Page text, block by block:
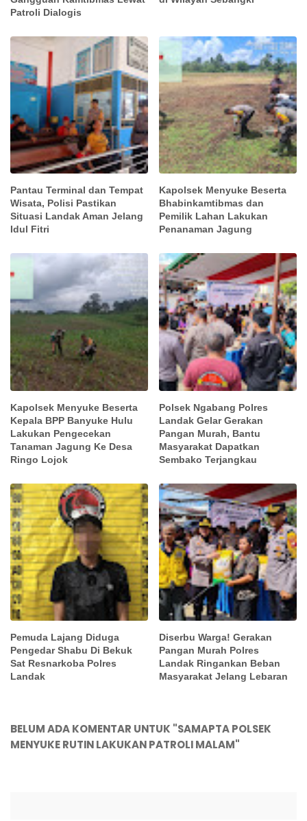
Patroli Dialogis
Pantau Terminal dan Tempat
Wisata, Polisi Pastikan
Situasi Landak Aman Jelang
Idul Fitri
Kapolsek Menyuke Beserta
Bhabinkamtibmas dan
Pemilik Lahan Lakukan
Penanaman Jagung
Kapolsek Menyuke Beserta
Kepala BPP Banyuke Hulu
Lakukan Pengecekan
Tanaman Jagung Ke Desa
Ringo Lojok
Polsek Ngabang Polres
Landak Gelar Gerakan
Pangan Murah, Bantu
Masyarakat Dapatkan
Sembako Terjangkau
Pemuda Lajang Diduga
Pengedar Shabu Di Bekuk
Sat Resnarkoba Polres
Landak
Diserbu Warga! Gerakan
Pangan Murah Polres
Landak Ringankan Beban
Masyarakat Jelang Lebaran
BELUM ADA KOMENTAR UNTUK "SAMAPTA POLSEK
MENYUKE RUTIN LAKUKAN PATROLI MALAM"